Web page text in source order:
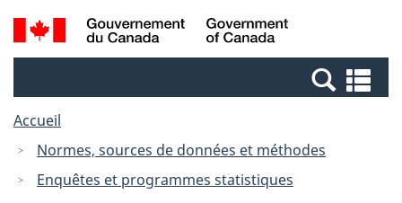
Passer
au
Passer
à
Canada
Recherche
et
et
Accueil
Normes, sources de données et méthodes
Enquêtes et programmes statistiques